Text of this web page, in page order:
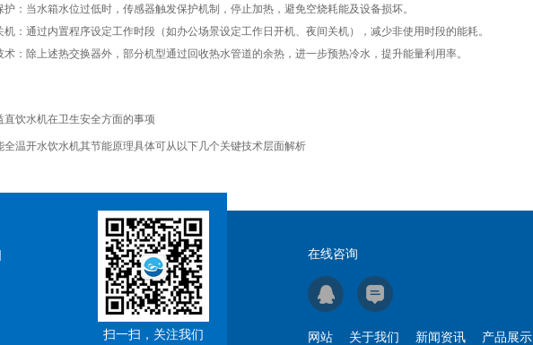
当水箱水位过低时，传感器触发保护机制，停止加热，避免空烧耗能及设备损坏。
通过内置程序设定工作时段（如办公场景设定工作日开机、夜间关机），减少非使用时段的能耗。
除上述热交换器外，部分机型通过回收热水管道的余热，进一步预热冷水，提升能量利用率。
直饮水机在卫生安全方面的事项
全温开水饮水机其节能原理具体可从以下几个关键技术层面解析
扫一扫，关注我们
在线咨询
网站 关于我们 新闻资讯 产品展示